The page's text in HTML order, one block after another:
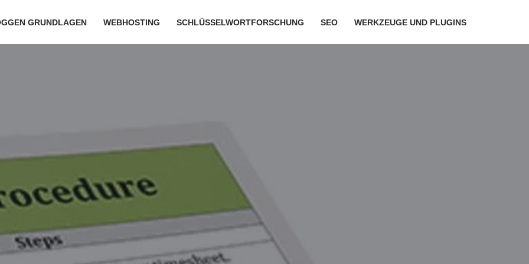
GRUNDLAGEN WEBHOSTING SCHLÜSSELWORTFORSCHUNG SEO WERKZEUGE UND PLUGINS